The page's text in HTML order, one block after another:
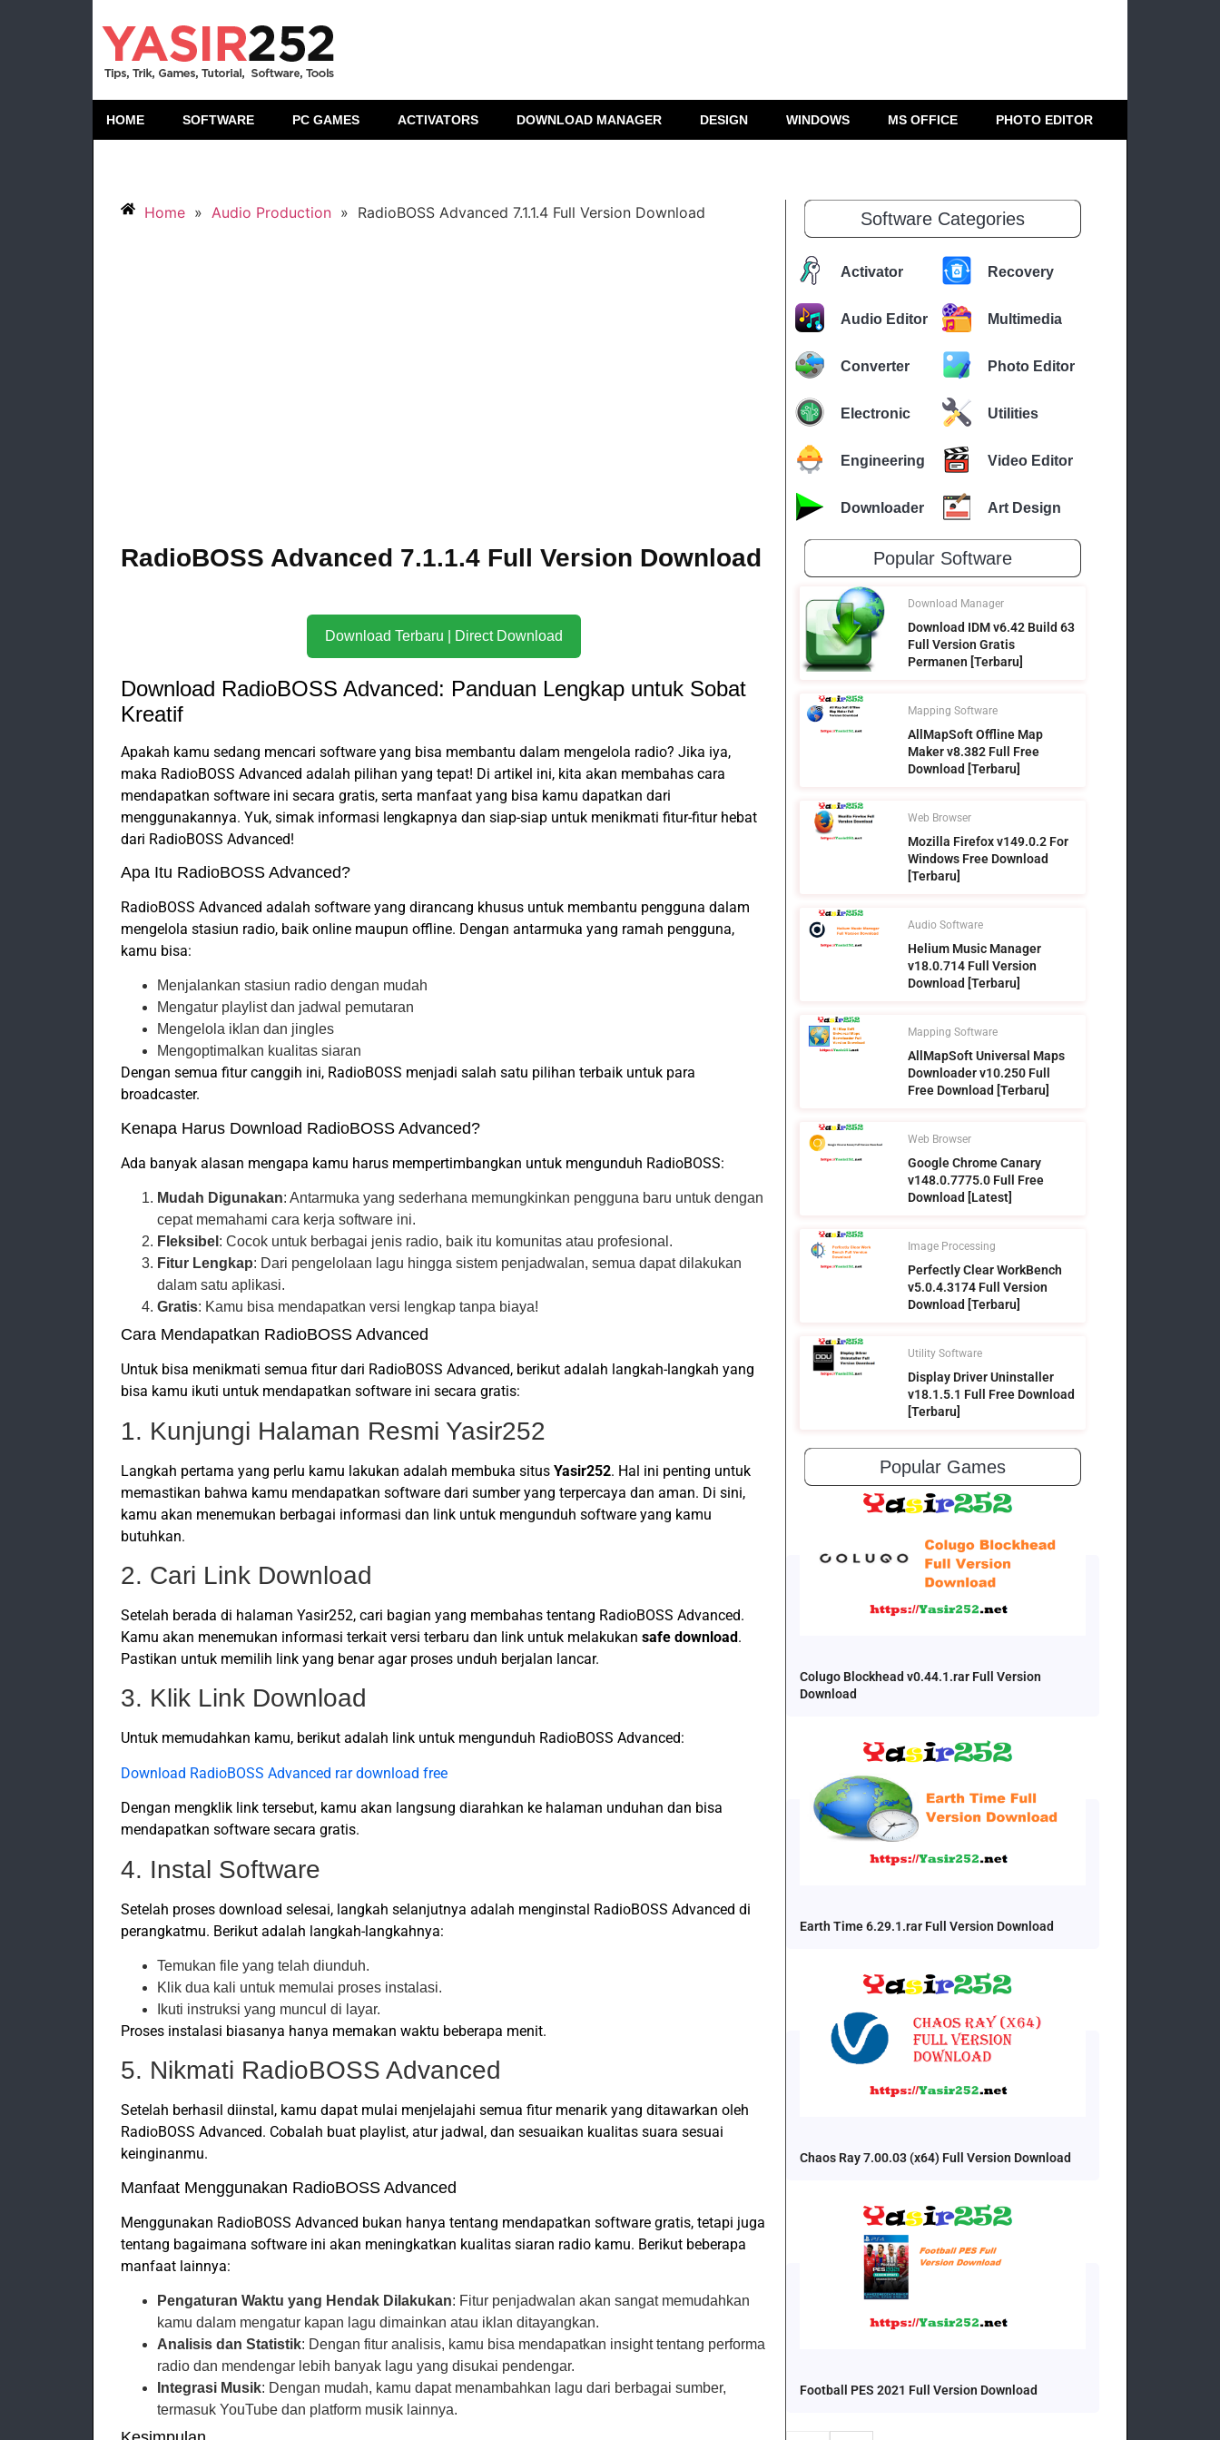
HOME SOFTWARE PC GAMES ACTIVATORS DOWNLOAD MANAGER DESIGN WINDOWS MS OFFICE PHOTO EDITOR
Home » Audio Production » RadioBOSS Advanced 7.1.1.4 Full Version Download
RadioBOSS Advanced 7.1.1.4 Full Version Download
Download Terbaru | Direct Download
Download RadioBOSS Advanced: Panduan Lengkap untuk Sobat
Kreatif
Apakah kamu sedang mencari software yang bisa membantu dalam mengelola radio? Jika iya,
maka RadioBOSS Advanced adalah pilihan yang tepat! Di artikel ini, kita akan membahas cara
mendapatkan software ini secara gratis, serta manfaat yang bisa kamu dapatkan dari
menggunakannya. Yuk, simak informasi lengkapnya dan siap-siap untuk menikmati fitur-fitur hebat
dari RadioBOSS Advanced!
Apa Itu RadioBOSS Advanced?
RadioBOSS Advanced adalah software yang dirancang khusus untuk membantu pengguna dalam
mengelola stasiun radio, baik online maupun offline. Dengan antarmuka yang ramah pengguna,
kamu bisa:
Menjalankan stasiun radio dengan mudah
Mengatur playlist dan jadwal pemutaran
Mengelola iklan dan jingles
Mengoptimalkan kualitas siaran
Dengan semua fitur canggih ini, RadioBOSS menjadi salah satu pilihan terbaik untuk para
broadcaster.
Kenapa Harus Download RadioBOSS Advanced?
Ada banyak alasan mengapa kamu harus mempertimbangkan untuk mengunduh RadioBOSS:
Mudah Digunakan: Antarmuka yang sederhana memungkinkan pengguna baru untuk dengan
cepat memahami cara kerja software ini.
Fleksibel : Cocok untuk berbagai jenis radio, baik itu komunitas atau profesional.
Fitur Lengkap: Dari pengelolaan lagu hingga sistem penjadwalan, semua dapat dilakukan
dalam satu aplikasi.
Gratis: Kamu bisa mendapatkan versi lengkap tanpa biaya!
Cara Mendapatkan RadioBOSS Advanced
Untuk bisa menikmati semua fitur dari RadioBOSS Advanced, berikut adalah langkah-langkah yang
bisa kamu ikuti untuk mendapatkan software ini secara gratis:
1. Kunjungi Halaman Resmi Yasir252
Langkah pertama yang perlu kamu lakukan adalah membuka situs Yasir252. Hal ini penting untuk
memastikan bahwa kamu mendapatkan software dari sumber yang terpercaya dan aman. Di sini,
kamu akan menemukan berbagai informasi dan link untuk mengunduh software yang kamu
butuhkan.
2. Cari Link Download
Setelah berada di halaman Yasir252, cari bagian yang membahas tentang RadioBOSS Advanced.
Kamu akan menemukan informasi terkait versi terbaru dan link untuk melakukan safe download.
Pastikan untuk memilih link yang benar agar proses unduh berjalan lancar.
3. Klik Link Download
Untuk memudahkan kamu, berikut adalah link untuk mengunduh RadioBOSS Advanced:
Download RadioBOSS Advanced rar download free
Dengan mengklik link tersebut, kamu akan langsung diarahkan ke halaman unduhan dan bisa
mendapatkan software secara gratis.
4. Instal Software
Setelah proses download selesai, langkah selanjutnya adalah menginstal RadioBOSS Advanced di
perangkatmu. Berikut adalah langkah-langkahnya:
Temukan file yang telah diunduh.
Klik dua kali untuk memulai proses instalasi.
Ikuti instruksi yang muncul di layar.
Proses instalasi biasanya hanya memakan waktu beberapa menit.
5. Nikmati RadioBOSS Advanced
Setelah berhasil diinstal, kamu dapat mulai menjelajahi semua fitur menarik yang ditawarkan oleh
RadioBOSS Advanced. Cobalah buat playlist, atur jadwal, dan sesuaikan kualitas suara sesuai
keinginanmu.
Manfaat Menggunakan RadioBOSS Advanced
Menggunakan RadioBOSS Advanced bukan hanya tentang mendapatkan software gratis, tetapi juga
tentang bagaimana software ini akan meningkatkan kualitas siaran radio kamu. Berikut beberapa
manfaat lainnya:
Pengaturan Waktu yang Hendak Dilakukan: Fitur penjadwalan akan sangat memudahkan
kamu dalam mengatur kapan lagu dimainkan atau iklan ditayangkan.
Analisis dan Statistik: Dengan fitur analisis, kamu bisa mendapatkan insight tentang performa
radio dan mendengar lebih banyak lagu yang disukai pendengar.
Integrasi Musik: Dengan mudah, kamu dapat menambahkan lagu dari berbagai sumber,
termasuk YouTube dan platform musik lainnya.
Software Categories
Activator Recovery
Audio Editor Multimedia
Converter Photo Editor
Electronic Utilities
Engineering Video Editor
Downloader Art Design
Popular Software
Download Manager
Download IDM v6.42 Build 63
Full Version Gratis
Permanen [Terbaru]
Mapping Software
AllMapSoft Offline Map
Maker v8.382 Full Free
Download [Terbaru]
Web Browser
Mozilla Firefox v149.0.2 For
Windows Free Download
[Terbaru]
Audio Software
Helium Music Manager
v18.0.714 Full Version
Download [Terbaru]
Mapping Software
AllMapSoft Universal Maps
Downloader v10.250 Full
Free Download [Terbaru]
Web Browser
Google Chrome Canary
v148.0.7775.0 Full Free
Download [Latest]
Image Processing
Perfectly Clear WorkBench
v5.0.4.3174 Full Version
Download [Terbaru]
Utility Software
Display Driver Uninstaller
v18.1.5.1 Full Free Download
[Terbaru]
Popular Games
Colugo Blockhead v0.44.1.rar Full Version
Download
Earth Time 6.29.1.rar Full Version Download
Chaos Ray 7.00.03 (x64) Full Version Download
Football PES 2021 Full Version Download